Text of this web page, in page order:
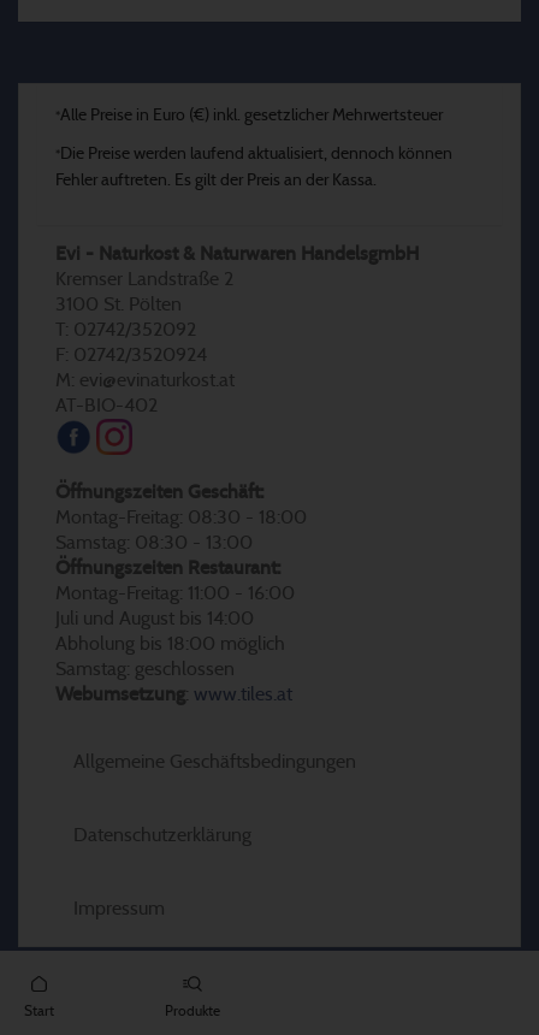
*Alle Preise in Euro (€) inkl. gesetzlicher Mehrwertsteuer
* Die Preise werden laufend aktualisiert, dennoch können
Fehler auftreten. Es gilt der Preis an der Kassa.
Evi - Naturkost & Naturwaren HandelsgmbH
Kremser Landstraße 2
3100 St. Pölten
T: 02742/352092
F: 02742/3520924
M: evi@evinaturkost.at
AT-BIO-402
Öffnungszeiten Geschäft:
Montag-Freitag: 08:30 - 18:00
Samstag: 08:30 - 13:00
Öffnungszeiten Restaurant:
Montag-Freitag: 11:00 - 16:00
Juli und August bis 14:00
Abholung bis 18:00 möglich
Samstag: geschlossen
Webumsetzung: www.tiles.at
Allgemeine Geschäftsbedingungen
Datenschutzerklärung
Impressum
Start Produkte